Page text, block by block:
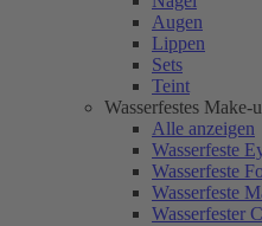
Augen
Lippen
Sets
Teint
Wasserfestes Make-
Alle anzeigen
Wasserfeste
Wasserfeste
Wasserfeste
Wasserfester